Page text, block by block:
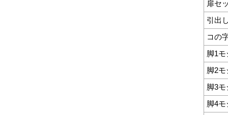
扉セ
引出
コの
脚1
脚2
脚3
脚4